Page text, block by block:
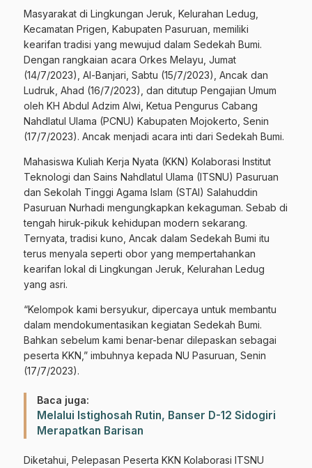
Masyarakat di Lingkungan Jeruk, Kelurahan Ledug,
Kecamatan Prigen, Kabupaten Pasuruan, memiliki
kearifan tradisi yang mewujud dalam Sedekah Bumi.
Dengan rangkaian acara Orkes Melayu, Jumat
(14/7/2023), Al-Banjari, Sabtu (15/7/2023), Ancak dan
Ludruk, Ahad (16/7/2023), dan ditutup Pengajian Umum
oleh KH Abdul Adzim Alwi, Ketua Pengurus Cabang
Nahdlatul Ulama (PCNU) Kabupaten Mojokerto, Senin
(17/7/2023). Ancak menjadi acara inti dari Sedekah Bumi.
Mahasiswa Kuliah Kerja Nyata (KKN) Kolaborasi Institut
Teknologi dan Sains Nahdlatul Ulama (ITSNU) Pasuruan
dan Sekolah Tinggi Agama Islam (STAI) Salahuddin
Pasuruan Nurhadi mengungkapkan kekaguman. Sebab di
tengah hiruk-pikuk kehidupan modern sekarang.
Ternyata, tradisi kuno, Ancak dalam Sedekah Bumi itu
terus menyala seperti obor yang mempertahankan
kearifan lokal di Lingkungan Jeruk, Kelurahan Ledug
yang asri.
“Kelompok kami bersyukur, dipercaya untuk membantu
dalam mendokumentasikan kegiatan Sedekah Bumi.
Bahkan sebelum kami benar-benar dilepaskan sebagai
peserta KKN,” imbuhnya kepada NU Pasuruan, Senin
(17/7/2023).
Baca juga:
Melalui Istighosah Rutin, Banser D-12 Sidogiri
Merapatkan Barisan
Diketahui, Pelepasan Peserta KKN Kolaborasi ITSNU